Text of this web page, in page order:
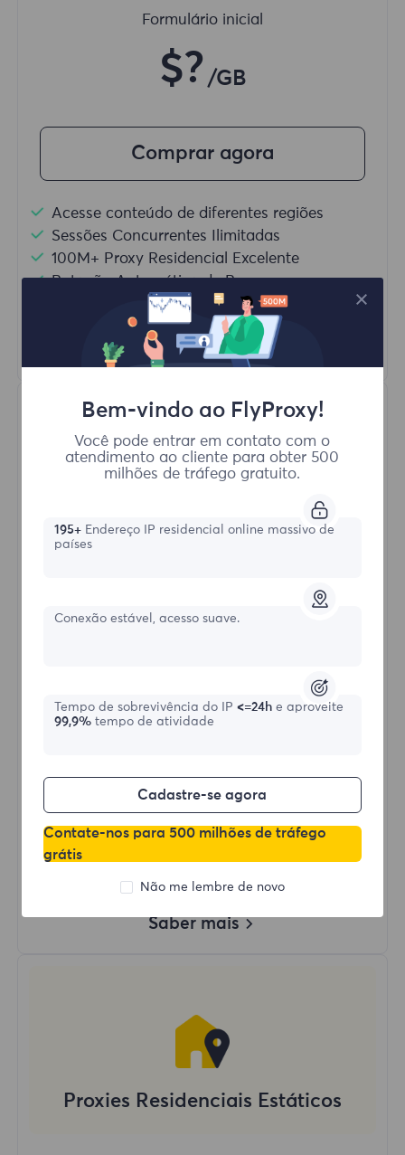
Formulário inicial
$? /GB
Comprar agora
Acesse conteúdo de diferentes regiões
Sessões Concurrentes Ilimitadas
100M+ Proxy Residencial Excelente
Rotação Automática de Proxy
HTTP(S)/SOCKS5
Saber mais
Proxies Residenciais Ilimitados
Comprar agora
Uso de Dados Ilimitado
Uso Ilimitado de IP
Mais de 50 regiões ao redor do mundo
País Aleatório
Proxy Residencial Dinâmico Real
Saber mais
Proxies Residenciais Estáticos
Bem-vindo ao FlyProxy!
Você pode entrar em contato com o
atendimento ao cliente para obter 500
milhões de tráfego gratuito.
195+Endereço IP residencial online massivo de
países
Conexão estável, acesso suave.
Tempo de sobrevivência do IP <=24h e aproveite
99,9%tempo de atividade
Cadastre-se agora
Contate-nos para 500 milhões de tráfego
grátis
Não me lembre de novo